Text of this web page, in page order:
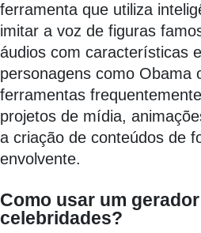
ferramenta que utiliza
imitar a voz de figuras
áudios com características
personagens como Obama
ferramentas
projetos de mídia,
a criação de conteúdos de
envolvente.
Como usar um
celebridades?